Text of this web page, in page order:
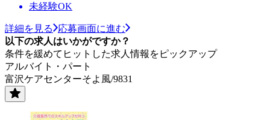
未経験OK
詳細を見る
応募画面に進む
以下の求人はいかがですか？
条件を緩めてヒットした求人情報をピックアップ
アルバイト・パート
富沢ケアセンターそよ風/9831